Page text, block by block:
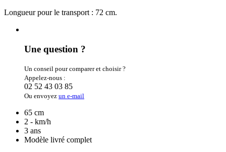
Longueur pour le transport : 72 cm.
Une question ?
Un conseil pour comparer et choisir ?
Appelez-nous :
02 52 43 03 85
Ou envoyez un e-mail
65 cm
2 - km/h
3 ans
Modèle livré complet